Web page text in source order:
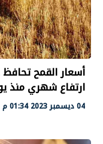
أسعار القمح
ارتفاع شهري منذ
04 ديسمبر 2023 01:34 م